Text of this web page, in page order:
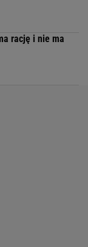
rację i nie ma